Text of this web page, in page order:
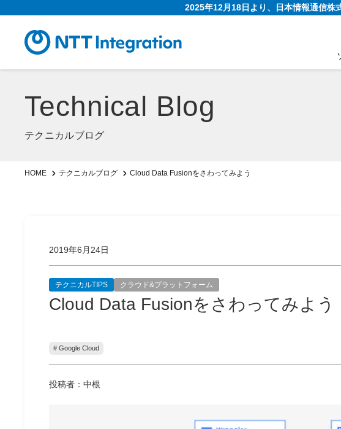
2025年12月18日より、日本情報通信株
Technical Blog
テクニカルブログ
HOME テクニカルブログ Cloud Data Fusionをさわってみよう
2019年6月24日
テクニカルTIPS クラウド&プラットフォーム
Cloud Data Fusionをさわってみよう
# Google Cloud
投稿者：中根